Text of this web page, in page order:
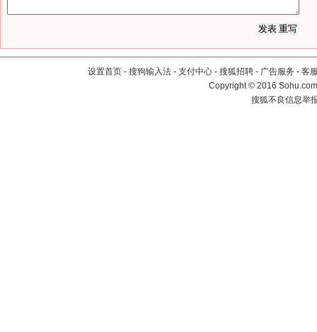
设置首页 - 搜狗输入法 - 支付中心 - 搜狐招聘 - 广告服务 - 客
Copyright©2016
搜狐不良信息举